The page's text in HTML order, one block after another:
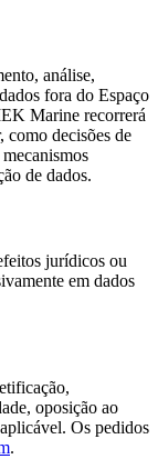
análise,
fora do Espaço
Marine recorrerá
como decisões de
de dados.
jurídicos ou
em dados
oposição ao
Os pedidos
.